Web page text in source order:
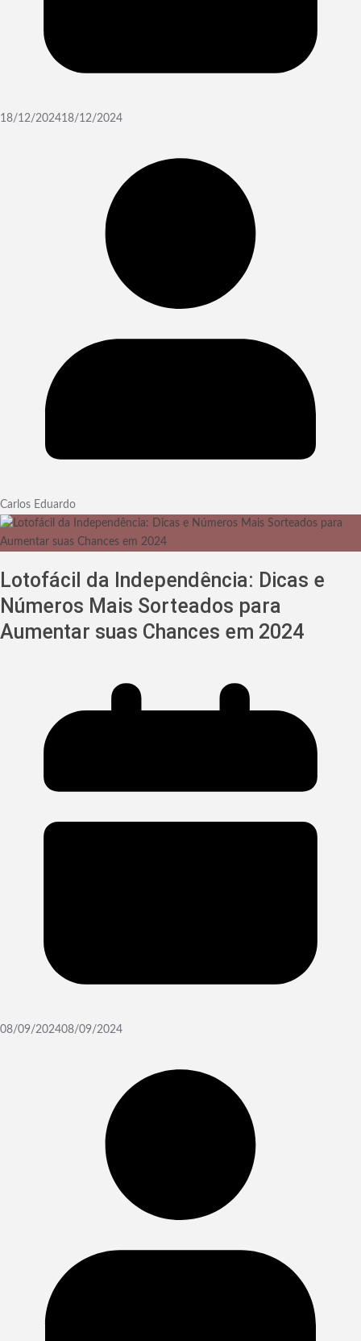
18/12/202418/12/2024
Carlos Eduardo
Lotofácil da Independência: Dicas e
Números Mais Sorteados para
Aumentar suas Chances em 2024
08/09/202408/09/2024